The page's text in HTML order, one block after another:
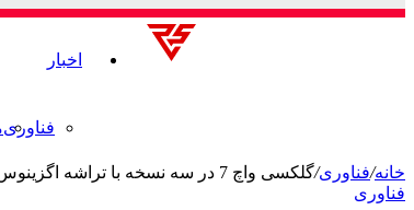
اخبار
فناوری
خانه/فناوری/گلکسی واچ 7 در سه نسخه با تراشه اگزینوس W940 عرضه می‌شود
فناوری